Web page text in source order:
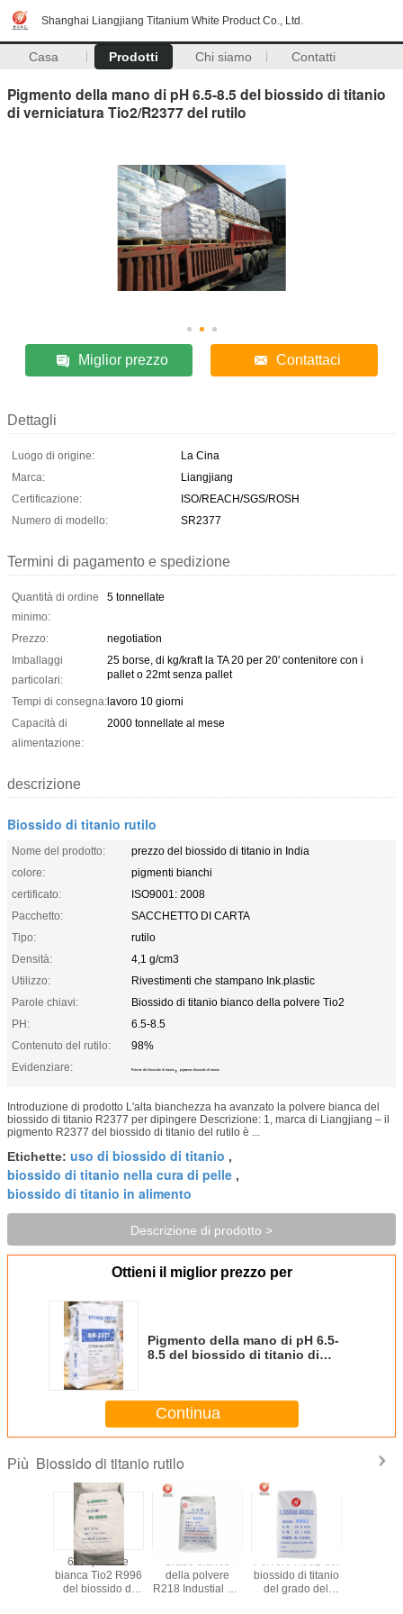
Shanghai Liangjiang Titanium White Product Co., Ltd.
Casa Prodotti Chi siamo Contatti
Pigmento della mano di pH 6.5-8.5 del biossido di titanio
di verniciatura Tio2/R2377 del rutilo
Miglior prezzo Contattaci
Dettagli
Luogo di origine:
La Cina
Marca:
Liangjiang
Certificazione:
ISO/REACH/SGS/ROSH
Numero di modello:
SR2377
Termini di pagamento e spedizione
Quantità di ordine
minimo:
5 tonnellate
Prezzo:
negotiation
Imballaggi
particolari:
25 borse, di kg/kraft la TA 20 per 20' contenitore con i
pallet o 22mt senza pallet
Tempi di consegna:lavoro 10 giorni
Capacità di
alimentazione:
2000 tonnellate al mese
descrizione
Biossido di titanio rutilo
Nome del prodotto:
prezzo del biossido di titanio in India
colore:
pigmenti bianchi
certificato:
ISO9001: 2008
Pacchetto:
SACCHETTO DI CARTA
Tipo:
rutilo
Densità:
4,1 g/cm3
Utilizzo:
Rivestimenti che stampano Ink.plastic
Parole chiavi:
Biossido di titanio bianco della polvere Tio2
PH:
6.5-8.5
Contenuto del rutilo:
98%
Evidenziare:
Polvere del biossido di titanio , pigmento diossido di titanio
Introduzione di prodotto L'alta bianchezza ha avanzato la polvere bianca del
biossido di titanio R2377 per dipingere Descrizione: 1, marca di Liangjiang – il
pigmento R2377 del biossido di titanio del rutilo è ...
Etichette: uso di biossido di titanio ,
biossido di titanio nella cura di pelle ,
biossido di titanio in alimento
Descrizione di prodotto >
Ottieni il miglior prezzo per
Pigmento della mano di pH 6.5-
8.5 del biossido di titanio di
Continua
Più Biossido di titanio rutilo
6.5 - polvere
bianca Tio2 R996
del biossido di
Grado bianco
della polvere
R218 Industial del
Polvere R992 del
biossido di titanio
del grado del